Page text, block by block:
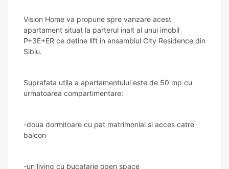
Vision Home va propune spre vanzare acest
apartament situat la parterul inalt al unui imobil
P+3E+ER ce detine lift in ansamblul City Residence din
Sibiu.
Suprafata utila a apartamentului este de 50 mp cu
urmatoarea compartimentare:
-doua dormitoare cu pat matrimonial si acces catre
balcon
-un living cu bucatarie open space